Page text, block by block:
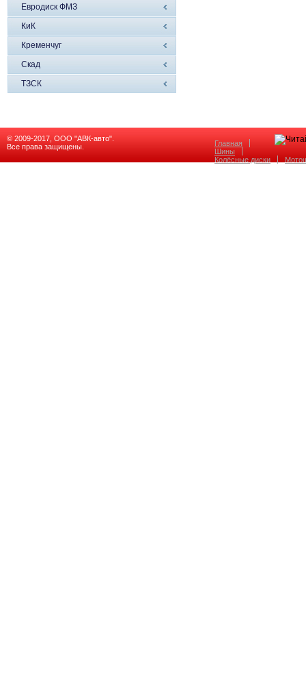
Евродиск ФМЗ
КиК
Кременчуг
Скад
ТЗСК
© 2009-2017, ООО "АВК-авто".
Все права защищены.
Главная
Шины
Колёсные диски